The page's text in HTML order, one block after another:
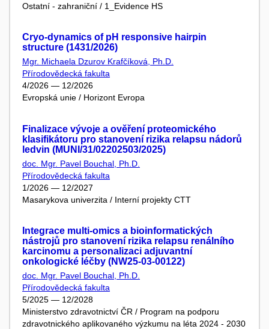
Ostatní - zahraniční / 1_Evidence HS
Cryo-dynamics of pH responsive hairpin
structure (1431/2026)
Mgr. Michaela Dzurov Krafčíková, Ph.D.
Přírodovědecká fakulta
4/2026 — 12/2026
Evropská unie / Horizont Evropa
Finalizace vývoje a ověření proteomického
klasifikátoru pro stanovení rizika relapsu nádorů
ledvin (MUNI/31/02202503/2025)
doc. Mgr. Pavel Bouchal, Ph.D.
Přírodovědecká fakulta
1/2026 — 12/2027
Masarykova univerzita / Interní projekty CTT
Integrace multi-omics a bioinformatických
nástrojů pro stanovení rizika relapsu renálního
karcinomu a personalizaci adjuvantní
onkologické léčby (NW25-03-00122)
doc. Mgr. Pavel Bouchal, Ph.D.
Přírodovědecká fakulta
5/2025 — 12/2028
Ministerstvo zdravotnictví ČR / Program na podporu
zdravotnického aplikovaného výzkumu na léta 2024 - 2030